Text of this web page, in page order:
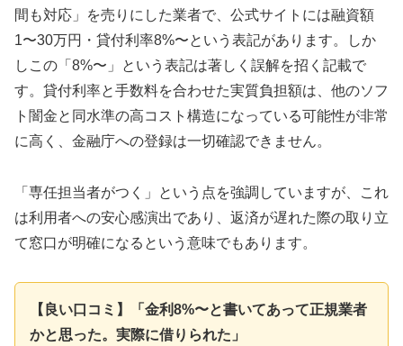
間も対応」を売りにした業者で、公式サイトには融資額
1〜30万円・貸付利率8%〜という表記があります。しか
しこの「8%〜」という表記は著しく誤解を招く記載で
す。貸付利率と手数料を合わせた実質負担額は、他のソフ
ト闇金と同水準の高コスト構造になっている可能性が非常
に高く、金融庁への登録は一切確認できません。
「専任担当者がつく」という点を強調していますが、これ
は利用者への安心感演出であり、返済が遅れた際の取り立
て窓口が明確になるという意味でもあります。
【良い口コミ】「金利8%〜と書いてあって正規業者
かと思った。実際に借りられた」